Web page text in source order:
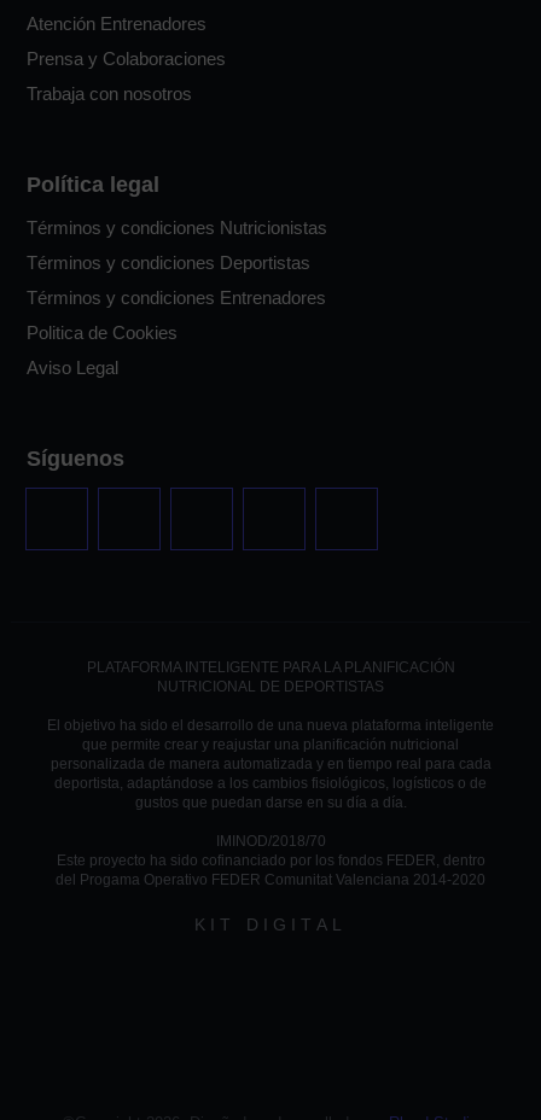
Atención Entrenadores
Prensa y Colaboraciones
Trabaja con nosotros
Política legal
Términos y condiciones Nutricionistas
Términos y condiciones Deportistas
Términos y condiciones Entrenadores
Politica de Cookies
Aviso Legal
Síguenos
PLATAFORMA INTELIGENTE PARA LA PLANIFICACIÓN
NUTRICIONAL DE DEPORTISTAS
El objetivo ha sido el desarrollo de una nueva plataforma inteligente
que permite crear y reajustar una planificación nutricional
personalizada de manera automatizada y en tiempo real para cada
deportista, adaptándose a los cambios fisiológicos, logísticos o de
gustos que puedan darse en su día a día.
IMINOD/2018/70
Este proyecto ha sido cofinanciado por los fondos FEDER, dentro
del Progama Operativo FEDER Comunitat Valenciana 2014-2020
KIT DIGITAL